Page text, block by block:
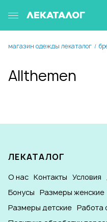
ЛЕКАТАЛОГ
магазин одежды лекаталог /
Allthemen
ЛЕКАТАЛОГ
О нас Контакты Условия
Бонусы Размеры женские
Размеры детские Работа